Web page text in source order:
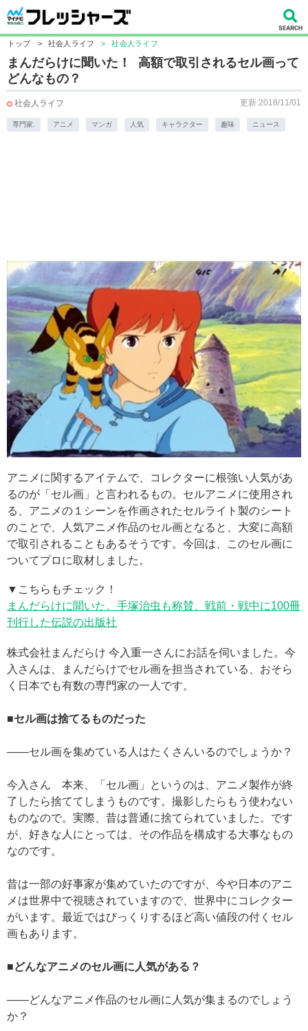
トップ > 社会人ライフ > 社会人ライフ
まんだらけに聞いた！ 高額で取引されるセル画って
どんなもの？
社会人ライフ 更新:2018/11/01
専門家. アニメ マンガ 人気 キャラクター 趣味 ニュース
アニメに関するアイテムで、コレクターに根強い人気があ
るのが「セル画」と言われるもの。セルアニメに使用され
る、アニメの１シーンを作画されたセルライト製のシート
のことで、人気アニメ作品のセル画となると、大変に高額
で取引されることもあるそうです。今回は、このセル画に
ついてプロに取材しました。
▼こちらもチェック！
まんだらけに聞いた。手塚治虫も称賛、戦前・戦中に100冊
刊行した伝説の出版社
株式会社まんだらけ 今入重一さんにお話を伺いました。今
入さんは、まんだらけでセル画を担当されている、おそら
く日本でも有数の専門家の一人です。
■セル画は捨てるものだった
——セル画を集めている人はたくさんいるのでしょうか？
今入さん 本来、「セル画」というのは、アニメ製作が終
了したら捨ててしまうものです。撮影したらもう使わない
ものなので。実際、昔は普通に捨てられていました。です
が、好きな人にとっては、その作品を構成する大事なもの
なのです。
昔は一部の好事家が集めていたのですが、今や日本のアニ
メは世界中で視聴されていますので、世界中にコレクター
がいます。最近ではびっくりするほど高い値段の付くセル
画もあります。
■どんなアニメのセル画に人気がある？
——どんなアニメ作品のセル画に人気が集まるのでしょう
か？